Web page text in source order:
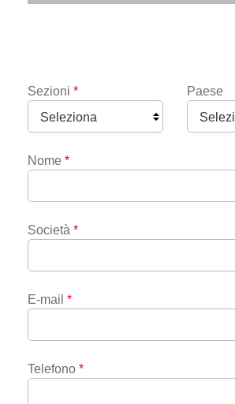
Sezioni * Paese
Nome *
Società *
E-mail *
Telefono *